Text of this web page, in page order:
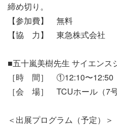
締め切り。
【参加費】 無料
【協 力】 東急株式会社
■五十嵐美樹先生 サイエンス
［時 間］ ①12:10〜
［会 場］ TCUホール（7号
＜出展プログラム（予定）＞